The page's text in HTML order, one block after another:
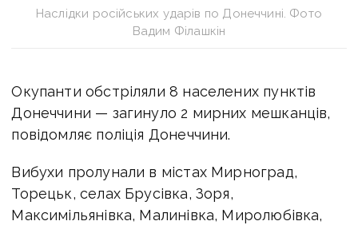
Наслідки російських ударів по Донеччині. Фото
Вадим Філашкін
Окупанти обстріляли 8 населених пунктів
Донеччини — загинуло 2 мирних мешканців,
повідомляє поліція Донеччини.
Вибухи пролунали в містах Мирноград,
Торецьк, селах Брусівка, Зоря,
Максимільянівка, Малинівка, Миролюбівка,